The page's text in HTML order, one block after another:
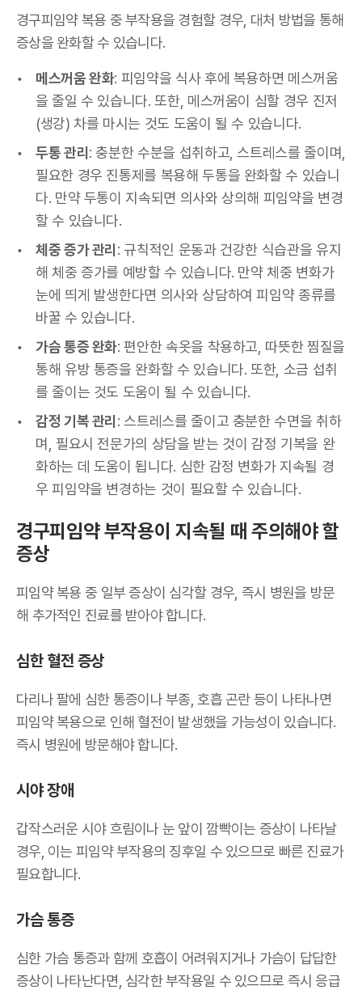
경구피임약 복용 중 부작용을 경험할 경우, 대처 방법을 통해
증상을 완화할 수 있습니다.
메스꺼움 완화: 피임약을 식사 후에 복용하면 메스꺼움
을 줄일 수 있습니다. 또한, 메스꺼움이 심할 경우 진저
(생강) 차를 마시는 것도 도움이 될 수 있습니다.
두통 관리 : 충분한 수분을 섭취하고, 스트레스를 줄이며,
필요한 경우 진통제를 복용해 두통을 완화할 수 있습니
다. 만약 두통이 지속되면 의사와 상의해 피임약을 변경
할 수 있습니다.
체중 증가 관리 : 규칙적인 운동과 건강한 식습관을 유지
해 체중 증가를 예방할 수 있습니다. 만약 체중 변화가
눈에 띄게 발생한다면 의사와 상담하여 피임약 종류를
바꿀 수 있습니다.
가슴 통증 완화: 편안한 속옷을 착용하고, 따뜻한 찜질을
통해 유방 통증을 완화할 수 있습니다. 또한, 소금 섭취
를 줄이는 것도 도움이 될 수 있습니다.
감정 기복 관리 : 스트레스를 줄이고 충분한 수면을 취하
며, 필요시 전문가의 상담을 받는 것이 감정 기복을 완
화하는 데 도움이 됩니다. 심한 감정 변화가 지속될 경
우 피임약을 변경하는 것이 필요할 수 있습니다.
경구피임약 부작용이 지속될 때 주의해야 할
증상
피임약 복용 중 일부 증상이 심각할 경우, 즉시 병원을 방문
해 추가적인 진료를 받아야 합니다.
심한 혈전 증상
다리나 팔에 심한 통증이나 부종, 호흡 곤란 등이 나타나면
피임약 복용으로 인해 혈전이 발생했을 가능성이 있습니다.
즉시 병원에 방문해야 합니다.
시야 장애
갑작스러운 시야 흐림이나 눈 앞이 깜빡이는 증상이 나타날
경우, 이는 피임약 부작용의 징후일 수 있으므로 빠른 진료가
필요합니다.
가슴 통증
심한 가슴 통증과 함께 호흡이 어려워지거나 가슴이 답답한
증상이 나타난다면, 심각한 부작용일 수 있으므로 즉시 응급